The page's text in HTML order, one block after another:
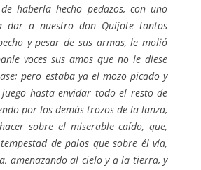
haberla hecho pedazos, con uno
dar a nuestro don Quijote tantos
y pesar de sus armas, le molió
voces sus amos que no le diese
pero estaba ya el mozo picado y
hasta envidar todo el resto de
por los demás trozos de la lanza,
sobre el miserable caído, que,
de palos que sobre él vía,
amenazando al cielo y a la tierra, y